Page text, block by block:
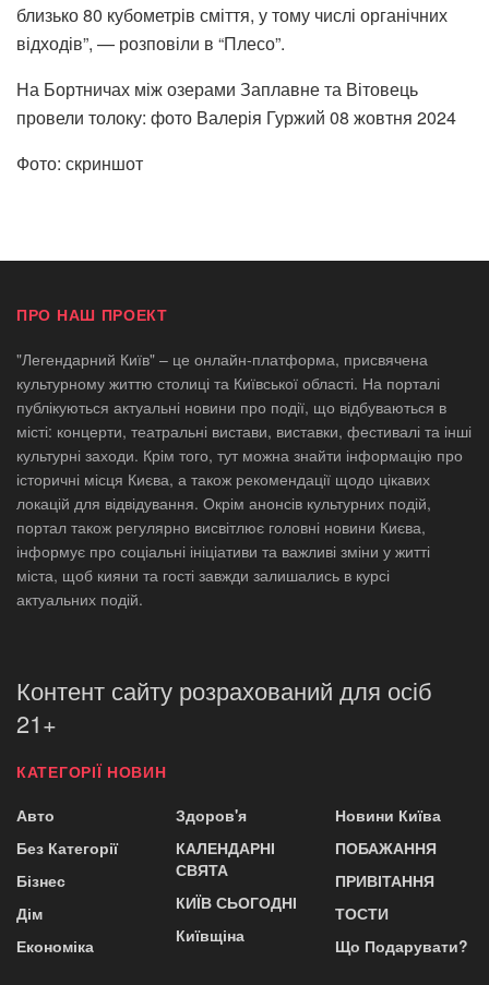
близько 80 кубометрів сміття, у тому числі органічних
відходів”, — розповіли в “Плесо”.
На Бортничах між озерами Заплавне та Вітовець
провели толоку: фото Валерія Гуржий 08 жовтня 2024
Фото: скриншот
ПРО НАШ ПРОЕКТ
"Легендарний Київ" – це онлайн-платформа, присвячена
культурному життю столиці та Київської області. На порталі
публікуються актуальні новини про події, що відбуваються в
місті: концерти, театральні вистави, виставки, фестивалі та інші
культурні заходи. Крім того, тут можна знайти інформацію про
історичні місця Києва, а також рекомендації щодо цікавих
локацій для відвідування. Окрім анонсів культурних подій,
портал також регулярно висвітлює головні новини Києва,
інформує про соціальні ініціативи та важливі зміни у житті
міста, щоб кияни та гості завжди залишались в курсі
актуальних подій.
Контент сайту розрахований для осіб
21+
КАТЕГОРІЇ НОВИН
Авто
Без Категорії
Бізнес
Дім
Економіка
Здоров'я
КАЛЕНДАРНІ
СВЯТА
КИЇВ СЬОГОДНІ
Київщіна
Новини Київа
ПОБАЖАННЯ
ПРИВІТАННЯ
ТОСТИ
Що Подарувати?